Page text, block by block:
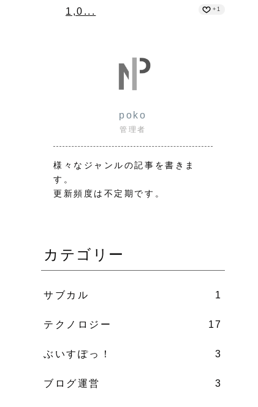
1,0...
+1
poko
管理者
様々なジャンルの記事を書きま
す。
更新頻度は不定期です。
カテゴリー
サブカル 1
テクノロジー 17
ぶいすぽっ！ 3
ブログ運営 3